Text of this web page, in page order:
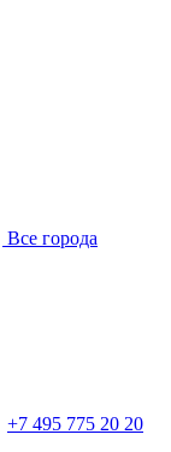
Все города
+7 495 775 20 20